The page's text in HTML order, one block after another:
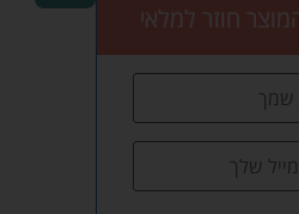
חוזר למלאי